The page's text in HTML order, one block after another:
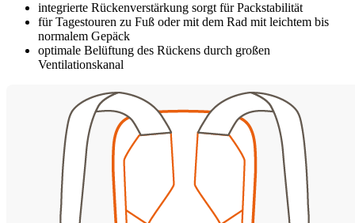
integrierte Rückenverstärkung sorgt für Packstabilität
für Tagestouren zu Fuß oder mit dem Rad mit leichtem bis
normalem Gepäck
optimale Belüftung des Rückens durch großen
Ventilationskanal